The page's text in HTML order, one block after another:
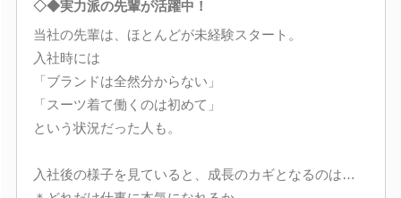
◇◆実力派の先輩が活躍中！
当社の先輩は、ほとんどが未経験スタート。
入社時には
「ブランドは全然分からない」
「スーツ着て働くのは初めて」
という状況だった人も。
入社後の様子を見ていると、成長のカギとなるのは…